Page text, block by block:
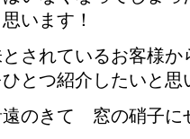
います！
されているお客様
とつ紹介したいと思
遠のきて 窓の硝子